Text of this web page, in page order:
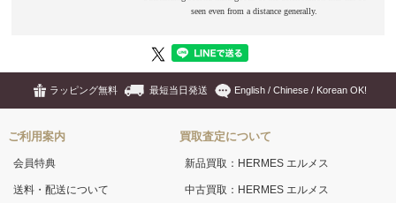
ラッピング無料 最短当日発送 English / Chinese / Korean OK!
ご利用案内
会員特典
送料・配送について
買取査定について
新品買取：HERMES エルメス
中古買取：HERMES エルメス